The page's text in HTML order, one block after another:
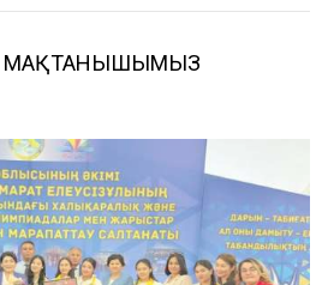
– МАҚТАНЫШЫМЫЗ